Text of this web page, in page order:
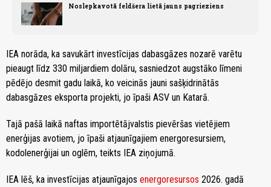
Noslepkavotā feldšera lietā jauns pagrieziens
IEA norāda, ka savukārt investīcijas dabasgāzes nozarē varētu
pieaugt līdz 330 miljardiem dolāru, sasniedzot augstāko līmeni
pēdējo desmit gadu laikā, ko veicinās jauni sašķidrinātās
dabasgāzes eksporta projekti, jo īpaši ASV un Katarā.
Tajā pašā laikā naftas importētājvalstis pievēršas vietējiem
enerģijas avotiem, jo īpaši atjaunīgajiem energoresursiem,
kodolenerģijai un oglēm, teikts IEA ziņojumā.
IEA lēš, ka investīcijas atjaunīgajos energoresursos 2026. gadā